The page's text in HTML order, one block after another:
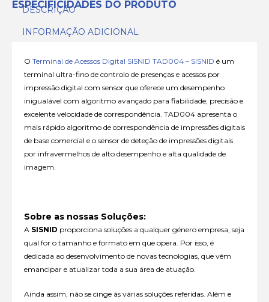
ESPECIFICIDADES DO PRODUTO
DESCRIÇÃO
INFORMAÇÃO ADICIONAL
O Terminal de Acessos Digital SISNID TAD004 – SISNID é um
terminal ultra-fino de controlo de presenças e acessos por
impressão digital com sensor que oferece um desempenho
inigualável com algoritmo avançado para fiabilidade, precisão e
excelente velocidade de correspondência. TAD004 apresenta o
mais rápido algoritmo de correspondência de impressões digitais
de base comercial e o sensor de deteção de impressões digitais
por infravermelhos de alto desempenho e alta qualidade de
imagem.
Sobre as nossas Soluções:
A SISNID proporciona soluções a qualquer género empresa, seja
qual for o tamanho e formato em que opera. Por isso, é
dedicada ao desenvolvimento de novas tecnologias, que vêm
emancipar e atualizar toda a sua área de atuação.
Ainda assim, não se cinge às várias soluções referidas. Além e